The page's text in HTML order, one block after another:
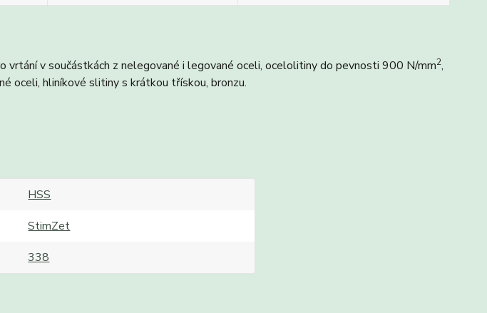
vrtání v součástkách z nelegované i legované oceli, ocelolitiny do pevnosti 900 N/mm2,
oceli, hliníkové slitiny s krátkou třískou, bronzu.
HSS
StimZet
338